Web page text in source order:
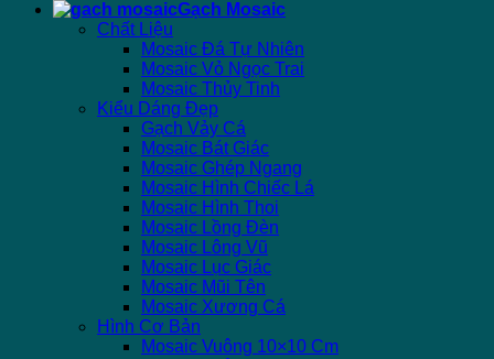
Gạch Mosaic
Chất Liệu
Mosaic Đá Tự Nhiên
Mosaic Vỏ Ngọc Trai
Mosaic Thủy Tinh
Kiểu Dáng Đẹp
Gạch Vảy Cá
Mosaic Bát Giác
Mosaic Ghép Ngang
Mosaic Hình Chiếc Lá
Mosaic Hình Thoi
Mosaic Lồng Đèn
Mosaic Lông Vũ
Mosaic Lục Giác
Mosaic Mũi Tên
Mosaic Xương Cá
Hình Cơ Bản
Mosaic Vuông 10×10 Cm